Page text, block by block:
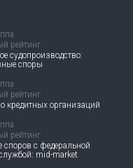
рейтинг
судопроизводство:
споры
рейтинг
кредитных организаций
рейтинг
споров с федеральной
mid-market